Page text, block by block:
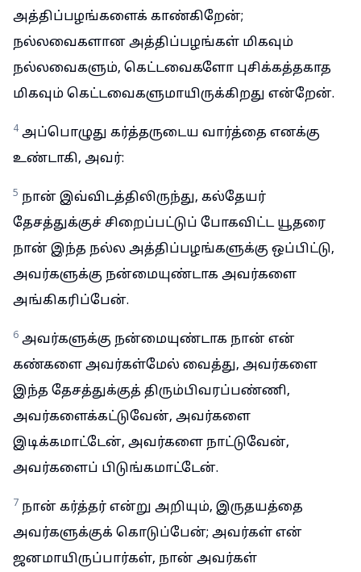
அத்திப்பழங்களைக் காண்கிறேன்;
நல்லவைகளான அத்திப்பழங்கள் மிகவும்
நல்லவைகளும், கெட்டவைகளோ புசிக்கத்தகாத
மிகவும் கெட்டவைகளுமாயிருக்கிறது என்றேன்.
4 அப்பொழுது கர்த்தருடைய வார்த்தை எனக்கு
உண்டாகி, அவர்:
5 நான் இவ்விடத்திலிருந்து, கல்தேயர்
தேசத்துக்குச் சிறைப்பட்டுப் போகவிட்ட யூதரை
நான் இந்த நல்ல அத்திப்பழங்களுக்கு ஒப்பிட்டு,
அவர்களுக்கு நன்மையுண்டாக அவர்களை
அங்கிகரிப்பேன்.
6 அவர்களுக்கு நன்மையுண்டாக நான் என்
கண்களை அவர்கள்மேல் வைத்து, அவர்களை
இந்த தேசத்துக்குத் திரும்பிவரப்பண்ணி,
அவர்களைக்கட்டுவேன், அவர்களை
இடிக்கமாட்டேன், அவர்களை நாட்டுவேன்,
அவர்களைப் பிடுங்கமாட்டேன்.
7 நான் கர்த்தர் என்று அறியும், இருதயத்தை
அவர்களுக்குக் கொடுப்பேன்; அவர்கள் என்
ஜனமாயிருப்பார்கள், நான் அவர்கள்